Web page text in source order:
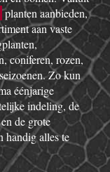
planten aanbieden,
aan vaste
coniferen, rozen,
Zo kun
éénjarige
indeling, de
de grote
handig alles te